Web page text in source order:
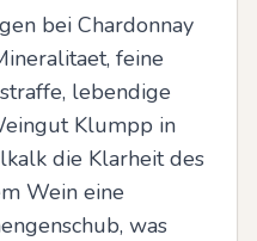
bei Chardonnay
feine
lebendige
Klumpp in
die Klarheit des
Wein eine
was